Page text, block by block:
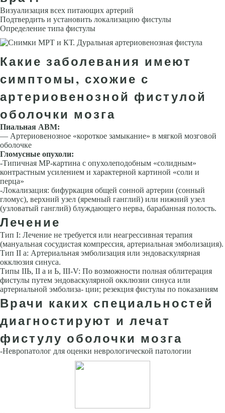
Визуализация всех пи­тающих артерий
Подтвердить и установить локализацию фистулы
Определение типа фистулы
Какие заболевания имеют
симптомы, схожие с
артериовенозной фистулой
оболочки мозга
Пиальная АВМ:
— Артериовенозное «короткое замыкание» в мягкой мозговой
оболочке
Гломусные опухоли:
-Типичная МР-картина с опухолеподобным «солид­ным»
контрастным усилением и характерной кар­тиной «соли и
перца»
-Локализация: бифуркация общей сонной артерии (сонный
гломус), верхний узел (яремный ганглий) или нижний узел
(узловатый ганглий) блуждающе­го нерва, барабанная полость.
Лечение
Тип I: Лечение не требуется или неагрессивная терапия
(мануальная сосудистая компрессия, артериальная эмболизация).
Тип II а: Артериальная эмболизация или эндоваскулярная
окклюзия синуса.
Типы IIЬ, II а и Ь, III-V: По возможности полная облитерация
фистулы путем эндоваскулярной окклюзии синуса или
артериальной эмболиза- ции; резекция фистулы по показаниям
Врачи каких специальностей
диагностируют и лечат
фистулу оболочки мозга
-Невропатолог для оценки неврологической патологии